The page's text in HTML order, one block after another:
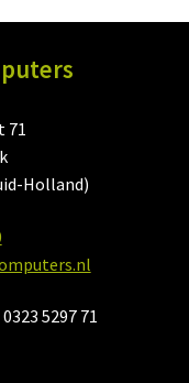
71
Holland)
5297 71